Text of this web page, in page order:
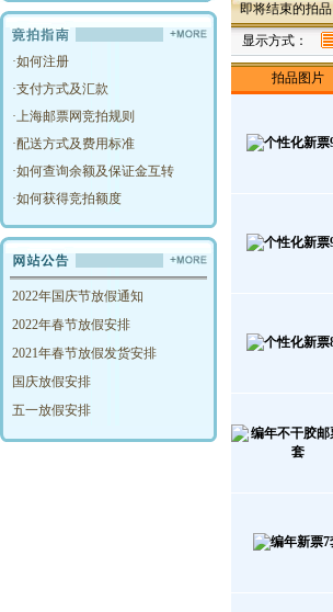
·如何注册
·支付方式及汇款
·上海邮票网竞拍规则
·配送方式及费用标准
·如何查询余额及保证金互转
·如何获得竞拍额度
2022年国庆节放假通知
2022年春节放假安排
2021年春节放假发货安排
国庆放假安排
五一放假安排
即将结束的拍品
显示方式：
拍品图片